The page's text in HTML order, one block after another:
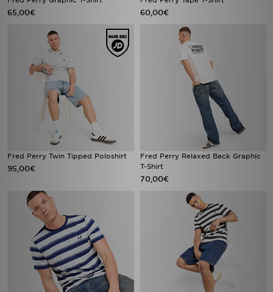
65,00€ 60,00€
Fred Perry Twin Tipped Poloshirt
95,00€
Fred Perry Relaxed Back Graphic
T-Shirt
70,00€